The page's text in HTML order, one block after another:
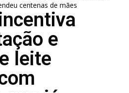
centenas de mães
e
leite